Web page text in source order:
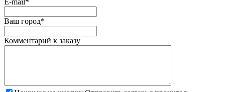
Ваш город*
Комментарий к заказу